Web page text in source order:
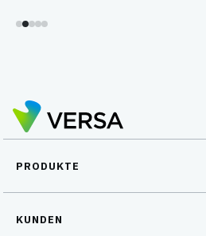
PRODUKTE
KUNDEN